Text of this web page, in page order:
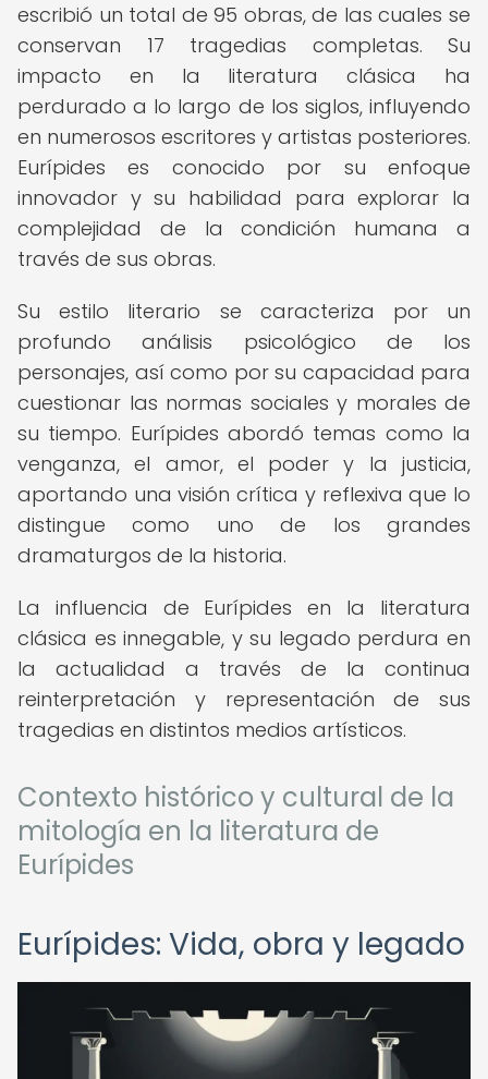
escribió un total de 95 obras, de las cuales se
conservan 17 tragedias completas. Su
impacto en la literatura clásica ha
perdurado a lo largo de los siglos, influyendo
en numerosos escritores y artistas posteriores.
Eurípides es conocido por su enfoque
innovador y su habilidad para explorar la
complejidad de la condición humana a
través de sus obras.
Su estilo literario se caracteriza por un
profundo análisis psicológico de los
personajes, así como por su capacidad para
cuestionar las normas sociales y morales de
su tiempo. Eurípides abordó temas como la
venganza, el amor, el poder y la justicia,
aportando una visión crítica y reflexiva que lo
distingue como uno de los grandes
dramaturgos de la historia.
La influencia de Eurípides en la literatura
clásica es innegable, y su legado perdura en
la actualidad a través de la continua
reinterpretación y representación de sus
tragedias en distintos medios artísticos.
Contexto histórico y cultural de la
mitología en la literatura de
Eurípides
Eurípides: Vida, obra y legado